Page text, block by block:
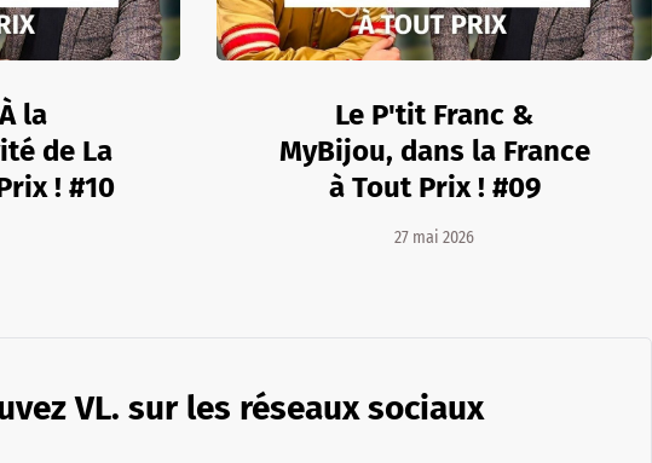
la
de La
! #10
Le P'tit Franc &
MyBijou, dans la France
à Tout Prix ! #09
27 mai 2026
VL. sur les réseaux sociaux